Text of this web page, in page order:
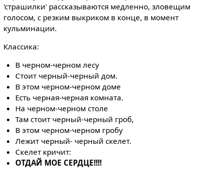
'страшилки' рассказываются медленно, зловещим
голосом, с резким выкриком в конце, в момент
кульминации.
Классика:
В черном-черном лесу
Стоит черный-черный дом.
В этом черном-черном доме
Есть черная-черная комната.
На черном-черном столе
Там стоит черный-черный гроб,
В этом черном-черном гробу
Лежит черный- черный скелет.
Скелет кричит:
ОТДАЙ МОЕ СЕРДЦЕ!!!!